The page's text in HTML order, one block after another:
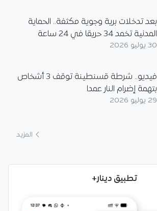
بعد تدخلات برية وجوية مكثفة.. الحماية
المدنية تخمد 34 حريقا في 24 ساعة
30 يوليو 2026
فيديو.. شرطة قسنطينة توقف 3 أشخاص
بتهمة إضرام النار عمدا
29 يوليو 2026
المزيد
تطبيق دينار+